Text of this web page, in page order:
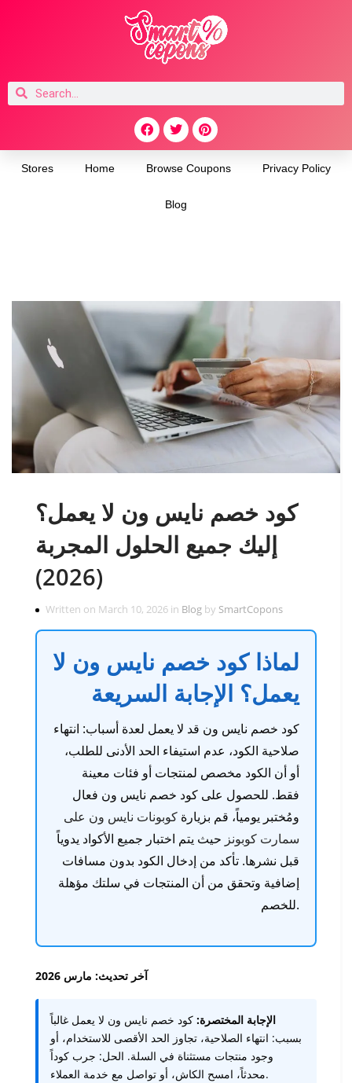
Stores Home Browse Coupons Privacy Policy
Blog
كود خصم نايس ون لا يعمل؟
إليك جميع الحلول المجربة
(2026)
Written on March 10, 2026 in Blog by SmartCopons
لماذا كود خصم نايس ون لا
يعمل؟ الإجابة السريعة
كود خصم نايس ون قد لا يعمل لعدة أسباب: انتهاء
صلاحية الكود، عدم استيفاء الحد الأدنى للطلب،
أو أن الكود مخصص لمنتجات أو فئات معينة
فقط. للحصول على كود خصم نايس ون فعال
ومُختبر يومياً، قم بزيارة كوبونات نايس ون على
سمارت كوبونز حيث يتم اختبار جميع الأكواد يدوياً
قبل نشرها. تأكد من إدخال الكود بدون مسافات
إضافية وتحقق من أن المنتجات في سلتك مؤهلة
للخصم.
آخر تحديث: مارس 2026
الإجابة المختصرة: كود خصم نايس ون لا يعمل غالباً
بسبب: انتهاء الصلاحية، تجاوز الحد الأقصى للاستخدام، أو
وجود منتجات مستثناة في السلة. الحل: جرب كوداً
محدثاً، امسح الكاش، أو تواصل مع خدمة العملاء.